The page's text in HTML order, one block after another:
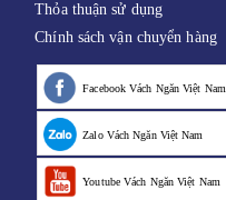
Thỏa thuận sử dụng
Chính sách vận chuyển hàng
Facebook Vách Ngăn Việt Nam
Zalo Vách Ngăn Việt Nam
Youtube Vách Ngăn Việt Nam